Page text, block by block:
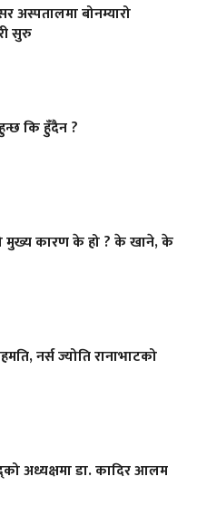
अस्पतालमा बोनम्यारो
सुरु
कि हुँदैन ?
मुख्य कारण के हो ? के खाने, के
नर्स ज्योति रानाभाटको
अध्यक्षमा डा. कादिर आलम